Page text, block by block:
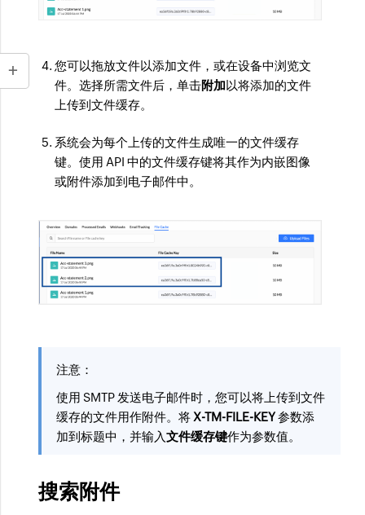
您可以拖放文件以添加文件，或在设备中浏览文
件。选择所需文件后，单击附加以将添加的文件
上传到文件缓存。
系统会为每个上传的文件生成唯一的文件缓存
键。使用 API 中的文件缓存键将其作为内嵌图像
或附件添加到电子邮件中。
注意：
使用 SMTP 发送电子邮件时，您可以将上传到文件
缓存的文件用作附件。将X-TM-FILE-KEY参数添
加到标题中，并输入文件缓存键作为参数值。
搜索附件